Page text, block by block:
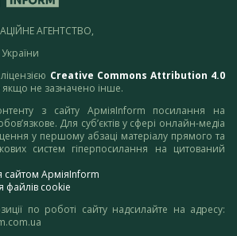
АГЕНТСТВО,
Creative Commons Attribution 4.0
якщо не зазначено інше.
з сайту АрміяInform посилання на
Для суб’єктів у сфері онлайн-медіа
у першому абзаці матеріалу прямого та
систем гіперпосилання на цитований
сайтом АрміяInform
файлів cookie
по роботі сайту надсилайте на адресу: